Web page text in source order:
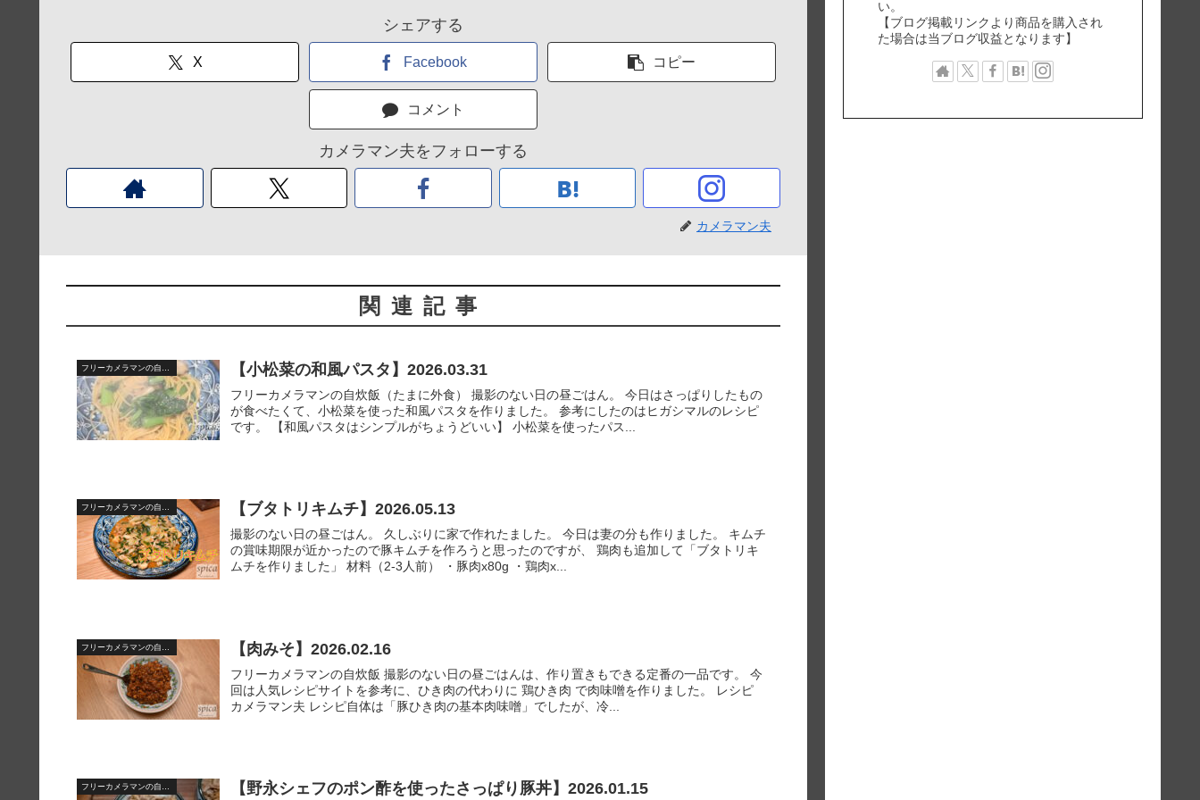
シェアする
X Facebook コピー
コメント
カメラマン夫をフォローする
カメラマン夫
関連記事
【小松菜の和風パスタ】2026.03.31
フリーカメラマンの自炊飯（たまに外食） 撮影のない日の昼ごはん。 今日はさっぱりしたもの
が食べたくて、小松菜を使った和風パスタを作りました。 参考にしたのはヒガシマルのレシピ
です。 【和風パスタはシンプルがちょうどいい】 小松菜を使ったパス...
フリーカメラマンの自宅飯 【ブタトリキムチ】2026.05.13
撮影のない日の昼ごはん。 久しぶりに家で作れたました。 今日は妻の分も作りました。 キムチ
の賞味期限が近かったので豚キムチを作ろうと思ったのですが、 鶏肉も追加して「ブタトリキ
ムチを作りました」 材料（2-3人前） ・豚肉x80g ・鶏肉x...
【肉みそ】2026.02.16
フリーカメラマンの自炊飯 撮影のない日の昼ごはんは、作り置きもできる定番の一品です。 今
回は人気レシピサイトを参考に、ひき肉の代わりに 鶏ひき肉 で肉味噌を作りました。 レシピ
カメラマン夫 レシピ自体は「豚ひき肉の基本肉味噌」でしたが、冷...
フリーカメラマンの自宅飯 【野永シェフのポン酢を使ったさっぱり豚丼】2026.01.15
い。
【ブログ掲載リンクより商品を購入され
た場合は当ブログ収益となります】